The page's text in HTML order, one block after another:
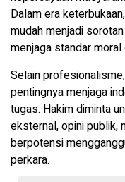
Dalam era
mudah menjadi
menjaga standar
Selain
pentingnya menjaga
tugas. Hakim diminta
eksternal, opini publik,
berpotensi
perkara.